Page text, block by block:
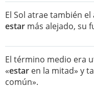
El Sol atrae también
estar más alejado, su
El término medio era
«estar en la mitad» y
común».